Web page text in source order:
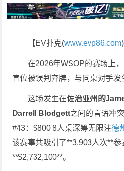
【EV扑克(www.evp86.com
在2026年WSOP的赛场上
盲位被误判弃牌，与同桌对手发
这场发生在佐治亚州的
Darrell Blodgett之间的言语冲
#43：$800 8人桌深筹无限注德
该赛事共吸引了**3,903人次**参
**$2,732,100**。